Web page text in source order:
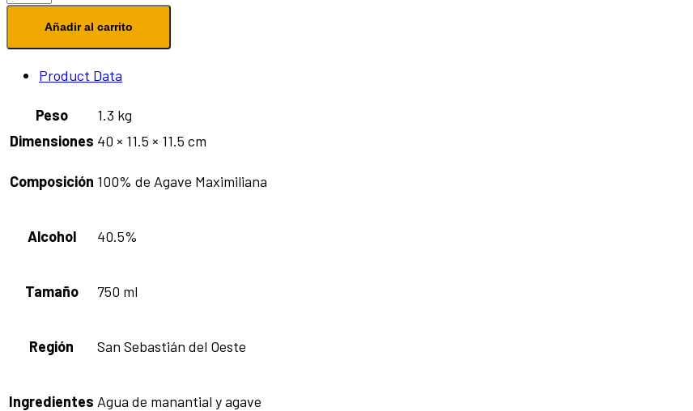
Añadir al carrito
Product Data
Peso
1.3 kg
Dimensiones 40 × 11.5 × 11.5 cm
Composición 100% de Agave Maximiliana
Alcohol 40.5%
Tamaño 750 ml
Región San Sebastián del Oeste
Ingredientes Agua de manantial y agave